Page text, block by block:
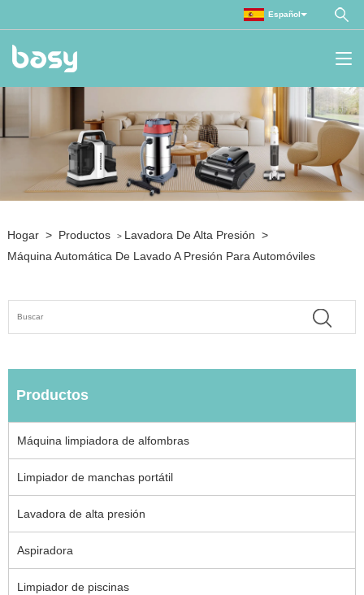
Español
Hogar > Productos > Lavadora De Alta Presión >
Máquina Automática De Lavado A Presión Para Automóviles
Productos
Máquina limpiadora de alfombras
Limpiador de manchas portátil
Lavadora de alta presión
Aspiradora
Limpiador de piscinas